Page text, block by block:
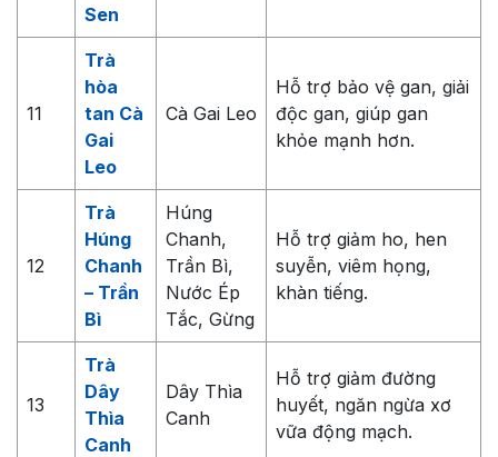
Sen
11
Trà
hòa
tan Cà
Gai
Leo
Cà Gai Leo
Hỗ trợ bảo vệ gan, giải
độc gan, giúp gan
khỏe mạnh hơn.
12
Trà
Húng
Chanh
– Trần
Bì
Húng
Chanh,
Trần Bì,
Nước Ép
Tắc, Gừng
Hỗ trợ giảm ho, hen
suyễn, viêm họng,
khàn tiếng.
13
Trà
Dây
Thìa
Canh
Dây Thìa
Canh
Hỗ trợ giảm đường
huyết, ngăn ngừa xơ
vữa động mạch.